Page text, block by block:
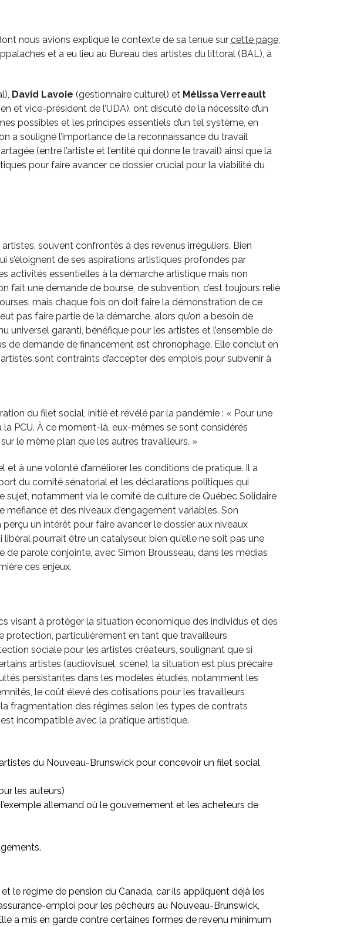
nous avions expliqué le contexte de sa tenue sur cette page,
et a eu lieu au Bureau des artistes du littoral (BAL), à
David Lavoie (gestionnaire culturel) et Mélissa Verreault
et vice-président de l’UDA), ont discuté de la nécessité d’un
possibles et les principes essentiels d’un tel système, en
a souligné l’importance de la reconnaissance du travail
(entre l’artiste et l’entité qui donne le travail) ainsi que la
pour faire avancer ce dossier crucial pour la viabilité du
souvent confrontés à des revenus irréguliers. Bien
s’éloignent de ses aspirations artistiques profondes par
activités essentielles à la démarche artistique mais non
une demande de bourse, de subvention, c’est toujours relié
mais chaque fois on doit faire la démonstration de ce
pas faire partie de la démarche, alors qu’on a besoin de
universel garanti, bénéfique pour les artistes et l’ensemble de
demande de financement est chronophage. Elle conclut en
sont contraints d’accepter des emplois pour subvenir à
du filet social, initié et révélé par la pandémie : « Pour une
PCU. À ce moment-là, eux-mêmes se sont considérés
le même plan que les autres travailleurs. »
à une volonté d’améliorer les conditions de pratique. Il a
du comité sénatorial et les déclarations politiques qui
sujet, notamment via le comité de culture de Québec Solidaire
et des niveaux d’engagement variables. Son
un intérêt pour faire avancer le dossier aux niveaux
pourrait être un catalyseur, bien qu’elle ne soit pas une
parole conjointe, avec Simon Brousseau, dans les médias
ces enjeux.
visant à protéger la situation économique des individus et des
protection, particulièrement en tant que travailleurs
sociale pour les artistes créateurs, soulignant que si
artistes (audiovisuel, scène), la situation est plus précaire
persistantes dans les modèles étudiés, notamment les
le coût élevé des cotisations pour les travailleurs
fragmentation des régimes selon les types de contrats
est incompatible avec la pratique artistique.
du Nouveau-Brunswick pour concevoir un filet social
les auteurs)
allemand où le gouvernement et les acheteurs de
le régime de pension du Canada, car ils appliquent déjà les
emploi pour les pêcheurs au Nouveau-Brunswick,
a mis en garde contre certaines formes de revenu minimum